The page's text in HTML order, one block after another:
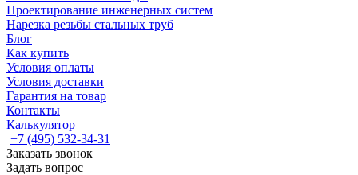
Проектирование инженерных систем
Нарезка резьбы стальных труб
Блог
Как купить
Условия оплаты
Условия доставки
Гарантия на товар
Контакты
Калькулятор
+7 (495) 532‑34‑31
Заказать звонок
Задать вопрос